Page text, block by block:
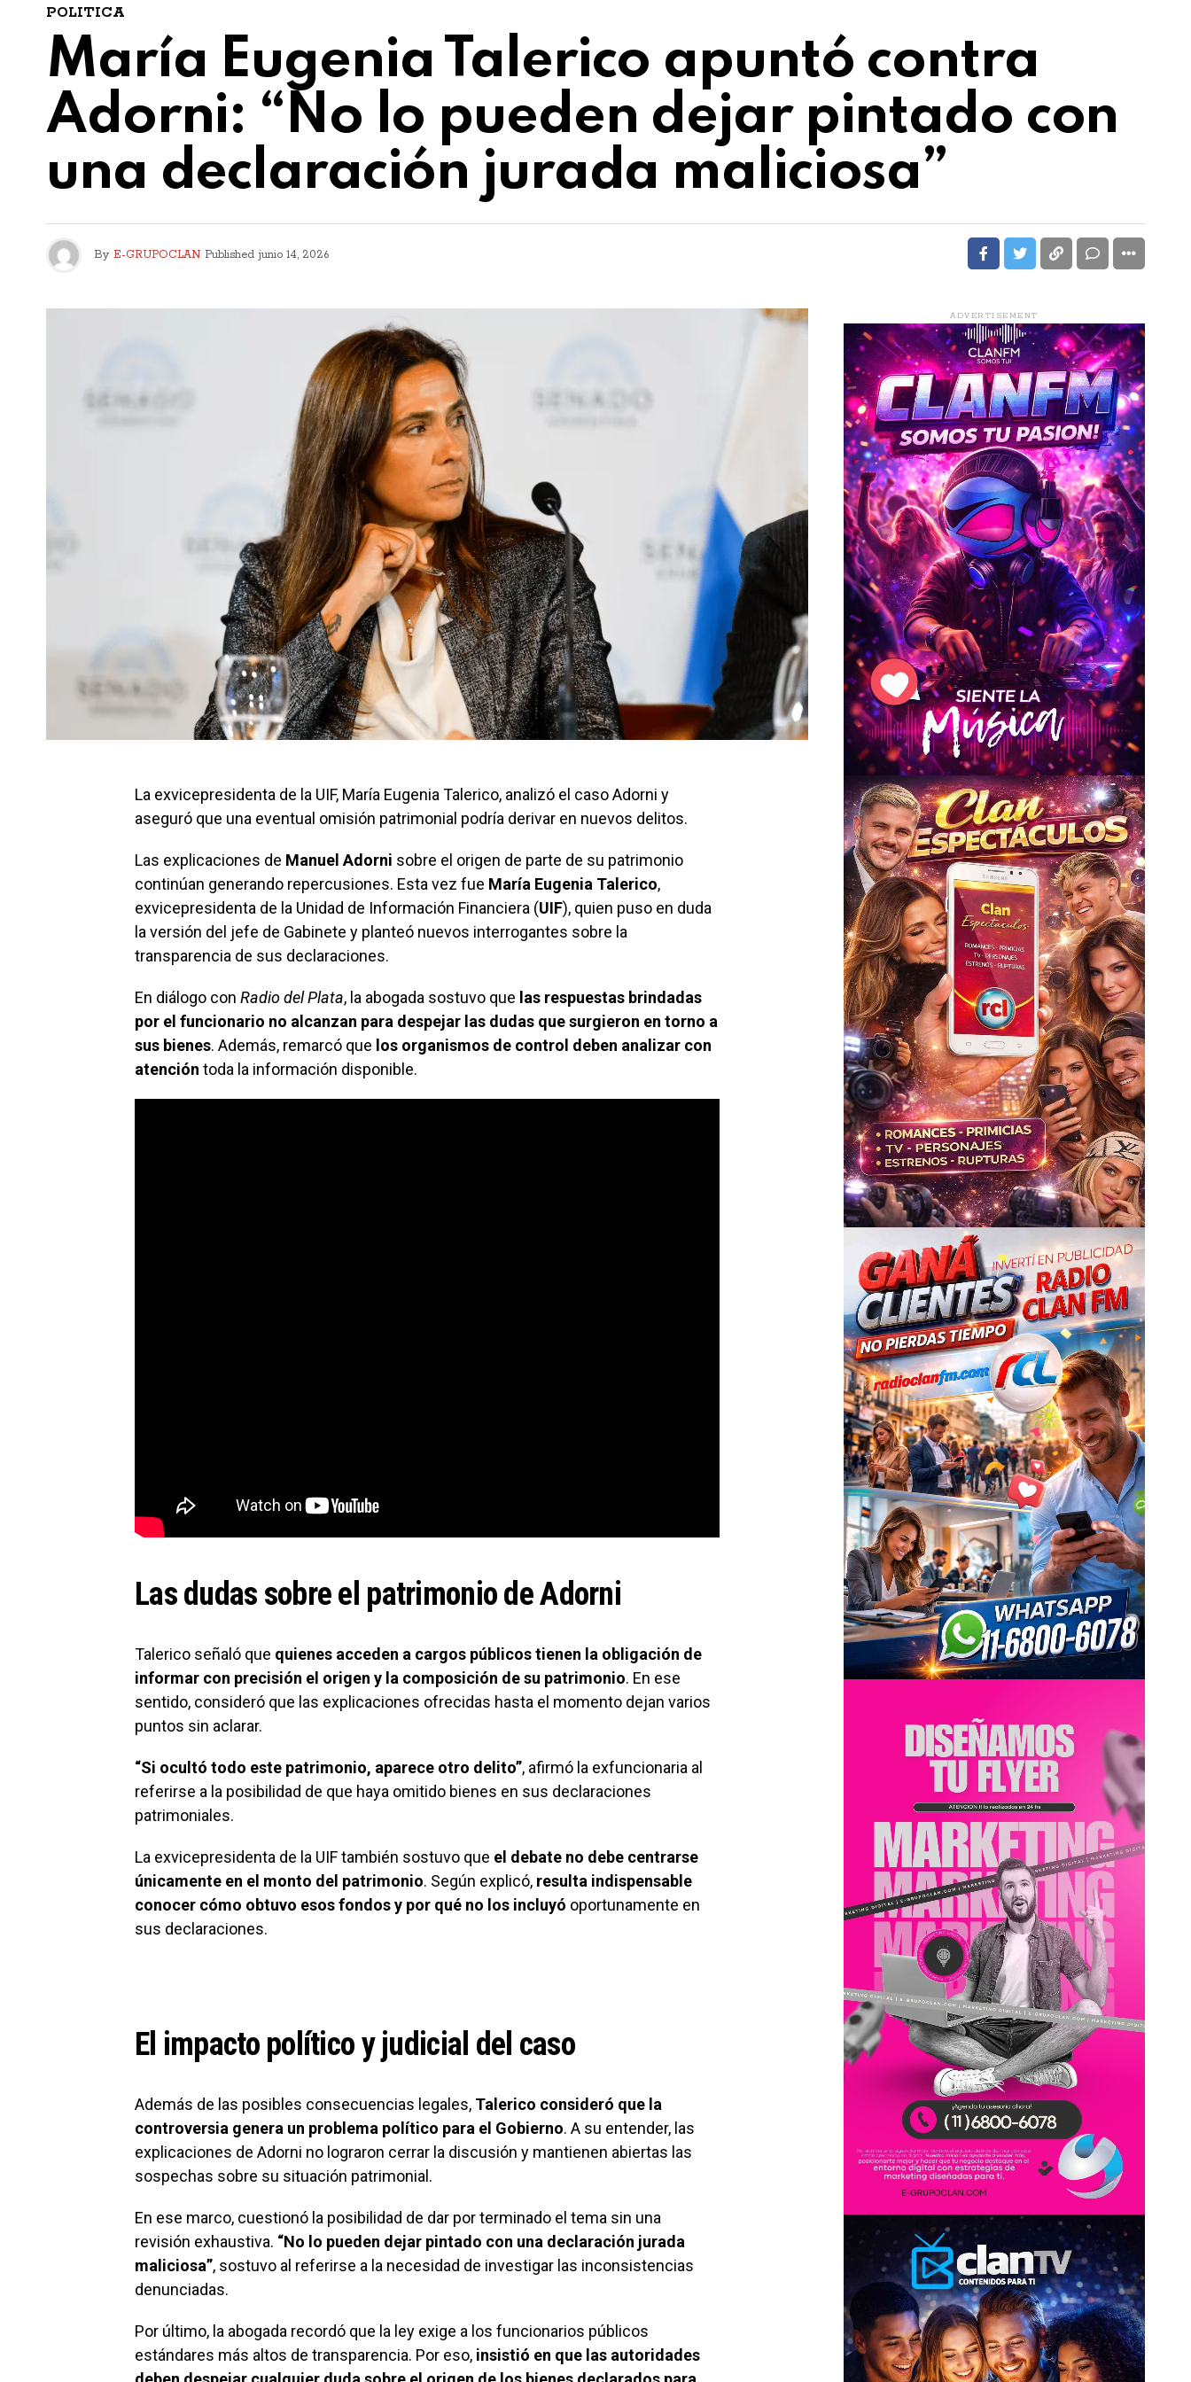
POLITICA
María Eugenia Talerico apuntó contra
Adorni: “No lo pueden dejar pintado con
una declaración jurada maliciosa”
By E-GRUPOCLAN Published junio 14, 2026
La exvicepresidenta de la UIF, María Eugenia Talerico, analizó el caso Adorni y
aseguró que una eventual omisión patrimonial podría derivar en nuevos delitos.
Las explicaciones de Manuel Adorni sobre el origen de parte de su patrimonio
continúan generando repercusiones. Esta vez fue María Eugenia Talerico,
exvicepresidenta de la Unidad de Información Financiera (UIF), quien puso en duda
la versión del jefe de Gabinete y planteó nuevos interrogantes sobre la
transparencia de sus declaraciones.
En diálogo con Radio del Plata, la abogada sostuvo que las respuestas brindadas
por el funcionario no alcanzan para despejar las dudas que surgieron en torno a
sus bienes. Además, remarcó que los organismos de control deben analizar con
atención toda la información disponible.
Las dudas sobre el patrimonio de Adorni
Talerico señaló que quienes acceden a cargos públicos tienen la obligación de
informar con precisión el origen y la composición de su patrimonio. En ese
sentido, consideró que las explicaciones ofrecidas hasta el momento dejan varios
puntos sin aclarar.
“Si ocultó todo este patrimonio, aparece otro delito”, afirmó la exfuncionaria al
referirse a la posibilidad de que haya omitido bienes en sus declaraciones
patrimoniales.
La exvicepresidenta de la UIF también sostuvo que el debate no debe centrarse
únicamente en el monto del patrimonio. Según explicó, resulta indispensable
conocer cómo obtuvo esos fondos y por qué no los incluyó oportunamente en
sus declaraciones.
El impacto político y judicial del caso
Además de las posibles consecuencias legales, Talerico consideró que la
controversia genera un problema político para el Gobierno. A su entender, las
explicaciones de Adorni no lograron cerrar la discusión y mantienen abiertas las
sospechas sobre su situación patrimonial.
En ese marco, cuestionó la posibilidad de dar por terminado el tema sin una
revisión exhaustiva. “No lo pueden dejar pintado con una declaración jurada
maliciosa”, sostuvo al referirse a la necesidad de investigar las inconsistencias
denunciadas.
Por último, la abogada recordó que la ley exige a los funcionarios públicos
estándares más altos de transparencia. Por eso, insistió en que las autoridades
ADVERTISEMENT